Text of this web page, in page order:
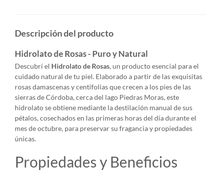
Descripción del producto
Hidrolato de Rosas - Puro y Natural
Descubrí el Hidrolato de Rosas, un producto esencial para el
cuidado natural de tu piel. Elaborado a partir de las exquisitas
rosas damascenas y centifolias que crecen a los pies de las
sierras de Córdoba, cerca del lago Piedras Moras, este
hidrolato se obtiene mediante la destilación manual de sus
pétalos, cosechados en las primeras horas del día durante el
mes de octubre, para preservar su fragancia y propiedades
únicas.
Propiedades y Beneficios